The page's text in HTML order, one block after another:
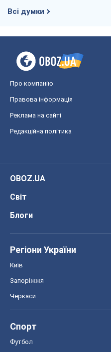
Всі думки
Про компанію
Правова інформація
Реклама на сайті
Редакційна політика
OBOZ.UA
Світ
Блоги
Регіони України
Київ
Запоріжжя
Черкаси
Спорт
Футбол